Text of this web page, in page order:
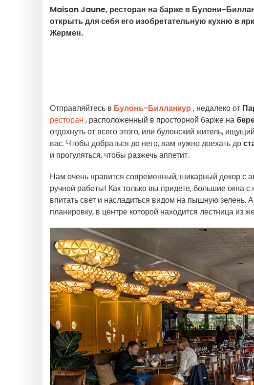
Maison Jaune, ресторан на барже в Булони-
открыть для себя его изобретательную кухню в
Жермен.
Отправляйтесь в Булонь-Билланкур , недалеко от
ресторан , расположенный в просторной барже на
отдохнуть от всего этого, или булонский житель,
вас. Чтобы добраться до него, вам нужно доехать до
и прогуляться, чтобы разжечь аппетит.
Нам очень нравится современный, шикарный декор с
ручной работы! Как только вы придете, большие окна
впитать свет и насладиться видом на пышную зелень.
планировку, в центре которой находится лестница из